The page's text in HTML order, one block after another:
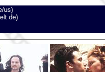
us)
de)